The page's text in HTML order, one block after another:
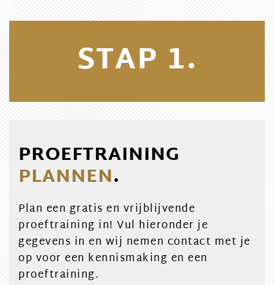
STAP 1.
PROEFTRAINING
PLANNEN.
Plan een gratis en vrijblijvende
proeftraining in! Vul hieronder je
gegevens in en wij nemen contact met je
op voor een kennismaking en een
proeftraining.